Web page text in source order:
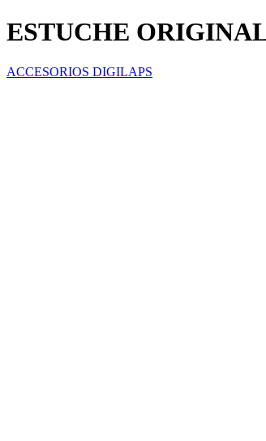
ESTUCHE
ACCESORIOS DIGILAPS